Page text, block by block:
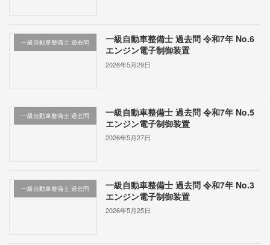
一級自動車整備士 過去問
一級自動車整備士 過去問 令和7年 No.6
エンジン電子制御装置
2026年5月29日
一級自動車整備士 過去問
一級自動車整備士 過去問 令和7年 No.5
エンジン電子制御装置
2026年5月27日
一級自動車整備士 過去問
一級自動車整備士 過去問 令和7年 No.3
エンジン電子制御装置
2026年5月25日